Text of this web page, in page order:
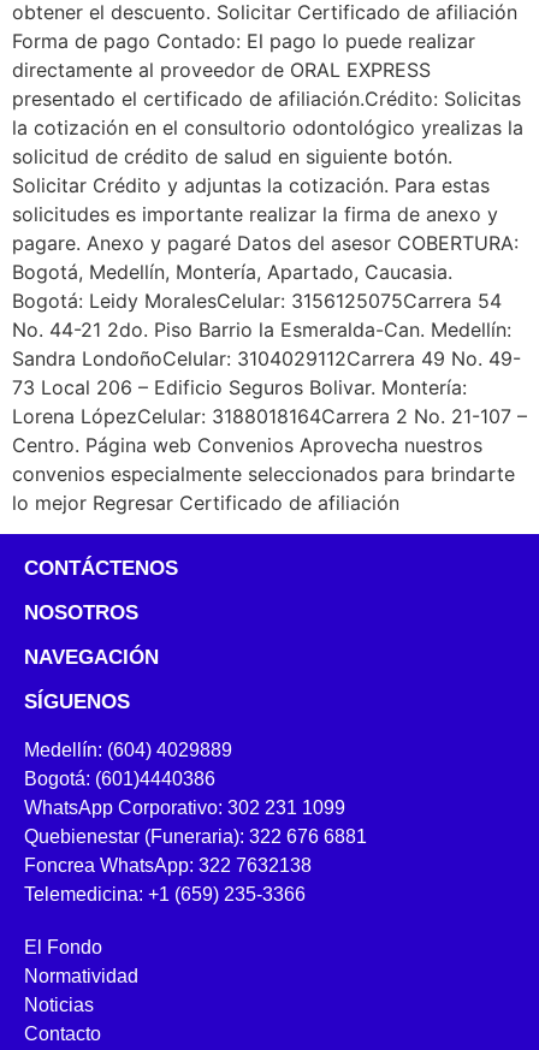
obtener el descuento. Solicitar Certificado de afiliación
Forma de pago Contado: El pago lo puede realizar
directamente al proveedor de ORAL EXPRESS
presentado el certificado de afiliación.Crédito: Solicitas
la cotización en el consultorio odontológico yrealizas la
solicitud de crédito de salud en siguiente botón.
Solicitar Crédito y adjuntas la cotización. Para estas
solicitudes es importante realizar la firma de anexo y
pagare. Anexo y pagaré Datos del asesor COBERTURA:
Bogotá, Medellín, Montería, Apartado, Caucasia.
Bogotá: Leidy MoralesCelular: 3156125075Carrera 54
No. 44-21 2do. Piso Barrio la Esmeralda-Can. Medellín:
Sandra LondoñoCelular: 3104029112Carrera 49 No. 49-
73 Local 206 – Edificio Seguros Bolivar. Montería:
Lorena LópezCelular: 3188018164Carrera 2 No. 21-107 –
Centro. Página web Convenios Aprovecha nuestros
convenios especialmente seleccionados para brindarte
lo mejor Regresar Certificado de afiliación
CONTÁCTENOS
NOSOTROS
NAVEGACIÓN
SÍGUENOS
Medellín: (604) 4029889
Bogotá: (601)4440386
WhatsApp Corporativo: 302 231 1099
Quebienestar (Funeraria): 322 676 6881
Foncrea WhatsApp: 322 7632138
Telemedicina: +1 (659) 235-3366
El Fondo
Normatividad
Noticias
Contacto